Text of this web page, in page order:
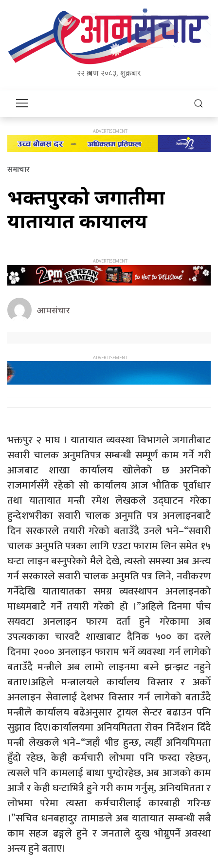
२२ श्रावण २०८३, शुक्रबार
समाचार
भक्तपुरको जगातीमा
यातायात कार्यालय
आमसंचार
भक्तपुर २ माघ । यातायात व्यवस्था विभागले जगातीबाट
सवारी चालक अनुमतिपत्र सम्बन्धी सम्पूर्ण काम गर्ने गरी
आजबाट शाखा कार्यालय खोलेको छ अरनिको
राजमार्गसँगै रहेको सो कार्यालय आज भौतिक पूर्वाधार
तथा यातायात मन्त्री रमेश लेखकले उद्घाटन गरेका
हुन्देशभरीका सवारी चालक अनुमति पत्र अनलाइनबाटै
दिन सरकारले तयारी गरेको बताउँदै उनले भने–“सवारी
चालक अनुमति पत्रका लागि एउटा फाराम लिन समेत १५
घन्टा लाइन बस्नुपरेको मैले देखे, त्यस्तो समस्या अब अन्त्य
गर्न सरकारले सवारी चालक अनुमति पत्र लिने, नवीकरण
गर्नेदेखि यातायातका समग्र व्यवस्थापन अनलाइनको
माध्यमबाटै गर्ने तयारी गरेको हो ।”अहिले दिनमा पाँच
सयवटा अनलाइन फारम दर्ता हुने गरेकामा अब
उपत्यकाका चारवटै शाखाबाट दैनिक ५०० का दरले
दिनमा २००० अनलाइन फाराम भर्ने व्यवस्था गर्न लागेको
बताउँदै मन्त्रीले अब लामो लाइनमा बस्ने झन्झट नहुने
बताए।अहिले मन्त्रालयले कार्यालय विस्तार र अर्को
अनलाइन सेवालाई देशभर विस्तार गर्न लागेको बताउँदै
मन्त्रीले कार्यालय बढेअनुसार ट्रायल सेन्टर बढाउन पनि
सुझाव दिए।कार्यालयमा अनियमितता रोक्न निर्देशन दिँदै
मन्त्री लेखकले भने–“जहाँ भीड हुन्छ, त्यहीँ अनियमिमता
हुँदो रहेछ, केही कर्मचारी लोभमा पनि फस्दा रहेछन्,
त्यसले पनि कामलाई बाधा पुग्दोरहेछ, अब आजको काम
आजै र केही घन्टाभित्रै हुने गरी काम गर्नुस्, अनियमितता र
लोभमा परेमा त्यस्ता कर्मचारीलाई कारबाही गरिन्छ
।”सचिव धनबहादुर तामाङले अब यातायात सम्बन्धी सबै
काम सहज ढङ्गले हुने र जनताले दुःख भोग्नुपर्ने अवस्था
अन्त्य हुने बताए।